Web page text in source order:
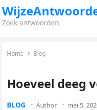
Zoek antwoorden
Home Blog
Hoeveel deeg
BLOG Author mei 5,